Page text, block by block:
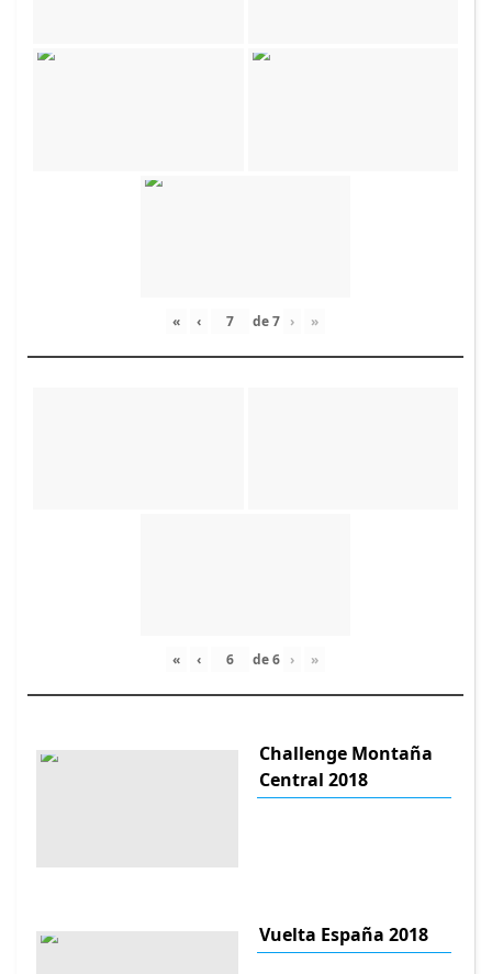
« ‹ de7 › »
« ‹ de6 › »
Challenge Montaña
Central 2018
Vuelta España 2018